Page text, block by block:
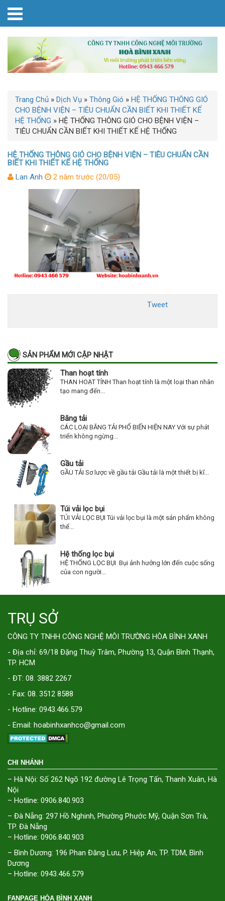
Trang Chủ » Dịch Vụ » Thông Gió » HỆ THỐNG THÔNG GIÓ
CHO BỆNH VIỆN – TIÊU CHUẨN CẦN BIẾT KHI THIẾT KẾ
HỆ THỐNG » HỆ THỐNG THÔNG GIÓ CHO BỆNH VIỆN –
TIÊU CHUẨN CẦN BIẾT KHI THIẾT KẾ HỆ THỐNG
HỆ THỐNG THÔNG GIÓ CHO BỆNH VIỆN – TIÊU CHUẨN CẦN
BIẾT KHI THIẾT KẾ HỆ THỐNG
Lan Anh
2 năm trước (20/05)
Tweet
SẢN PHẨM MỚI CẬP NHẬT
Than hoạt tính
THAN HOẠT TÍNH Than hoạt tính là một loại than nhân
tạo mang đến...
Băng tải
CÁC LOẠI BĂNG TẢI PHỔ BIẾN HIỆN NAY Với sự phát
triển không ngừng...
Gầu tải
GẦU TẢI Sơ lược về gầu tải Gầu tải là một thiết bị kĩ...
Túi vải lọc bụi
TÚI VẢI LỌC BỤI Túi vải lọc bụi là một sản phẩm không
thể...
Hệ thống lọc bụi
HỆ THỐNG LỌC BỤI Bụi ảnh hưởng lớn đến cuộc sống
của con người...
TRỤ SỞ
CÔNG TY TNHH CÔNG NGHỆ MÔI TRƯỜNG HÒA BÌNH XANH
- Địa chỉ: 69/18 Đặng Thuỳ Trâm, Phường 13, Quận Bình Thạnh,
TP. HCM
- ĐT: 08. 3882 2267
- Fax: 08. 3512 8588
- Hotline: 0943.466.579
- Email: hoabinhxanhco@gmail.com
CHI NHÁNH
– Hà Nội: Số 262 Ngõ 192 đường Lê Trọng Tấn, Thanh Xuân, Hà
Nội
– Hotline: 0906.840.903
– Đà Nẵng: 297 Hồ Nghinh, Phường Phước Mỹ, Quận Sơn Trà,
TP. Đà Nẵng
– Hotline: 0906.840.903
– Bình Dương: 196 Phan Đăng Lưu, P. Hiệp An, TP. TDM, Bình
Dương
– Hotline: 0943.466.579
FANPAGE HÒA BÌNH XANH